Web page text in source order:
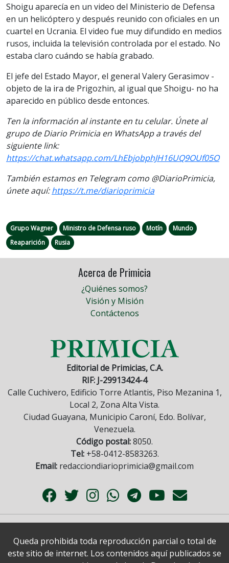
Shoigu aparecía en un video del Ministerio de Defensa
en un helicóptero y después reunido con oficiales en un
cuartel en Ucrania. El video fue muy difundido en medios
rusos, incluida la televisión controlada por el estado. No
estaba claro cuándo se había grabado.
El jefe del Estado Mayor, el general Valery Gerasimov -
objeto de la ira de Prigozhin, al igual que Shoigu- no ha
aparecido en público desde entonces.
Ten la información al instante en tu celular. Únete al
grupo de Diario Primicia en WhatsApp a través del
siguiente link:
https://chat.whatsapp.com/LhEbjobphJH16UQ9OUf05O
También estamos en Telegram como @DiarioPrimicia,
únete aquí:https://t.me/diarioprimicia
Grupo Wagner Ministro de Defensa ruso Motín
Mundo
Reaparición
Rusia
Acerca de Primicia
¿Quiénes somos?
Visión y Misión
Contáctenos
Editorial de Primicias, C.A.
RIF: J-29913424-4
Calle Cuchivero, Edificio Torre Atlantis, Piso Mezanina 1,
Local 2, Zona Alta Vista.
Ciudad Guayana, Municipio Caroní, Edo. Bolívar,
Venezuela.
Código postal:8050.
Tel:+58-0412-8583263.
Email: redacciondiarioprimicia@gmail.com
Queda prohibida toda reproducción parcial o total de
este sitio de internet. Los contenidos aquí publicados se